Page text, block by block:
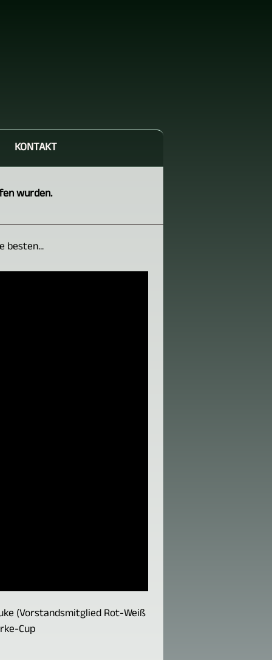
KONTAKT
wurden.
besten...
(Vorstandsmitglied Rot-Weiß
Cup